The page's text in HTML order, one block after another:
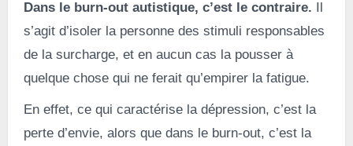
Dans le burn-out autistique, c’est le contraire.
s’agit d’isoler la personne des stimuli responsables
de la surcharge, et en aucun cas la pousser à
quelque chose qui ne ferait qu’empirer la fatigue.
En effet, ce qui caractérise la dépression, c’est la
perte d’envie, alors que dans le burn-out, c’est la